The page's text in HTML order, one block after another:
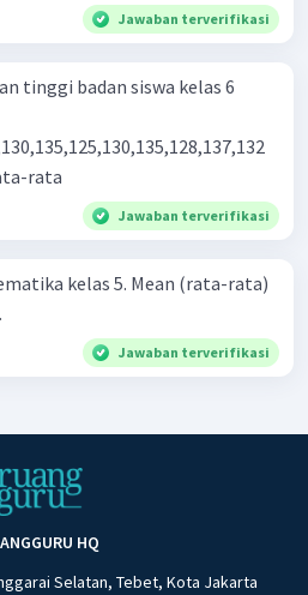
Jawaban terverifikasi
tinggi badan siswa kelas 6
atas. a. Rata-rata
Jawaban terverifikasi
5. Mean (rata-rata)
Jawaban terverifikasi
HQ
Selatan, Tebet, Kota Jakarta